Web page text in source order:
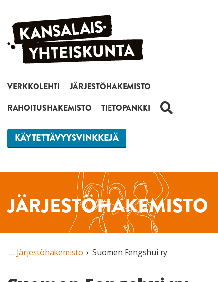
Siirry sisältöön
VERKKOLEHTI
JÄRJESTÖHAKEMISTO
RAHOITUSHAKEMISTO
TIETOPANKKI HAKU
KÄYTETTÄVYYSVINKKEJÄ
JÄRJESTÖHAKEMISTO
Järjestöhakemisto Suomen Fengshui ry